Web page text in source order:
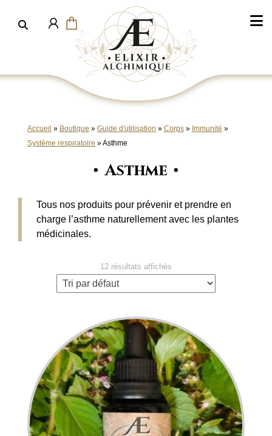
Accueil » Boutique » Guide d'utilisation » Corps» Immunité »
Système respiratoire »Asthme
Asthme
Tous nos produits pour prévenir et prendre en
charge l’asthme naturellement avec les plantes
médicinales.
12 résultats affichés